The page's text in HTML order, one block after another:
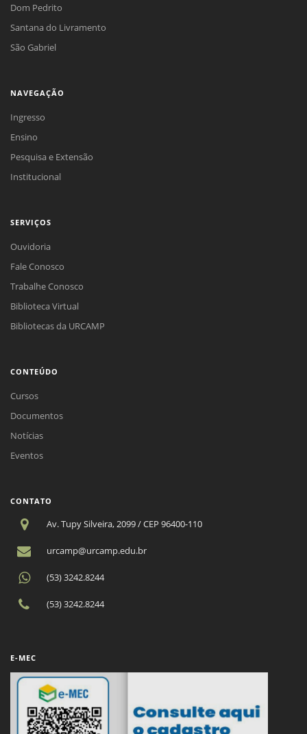
Dom Pedrito
Santana do Livramento
São Gabriel
NAVEGAÇÃO
Ingresso
Ensino
Pesquisa e Extensão
Institucional
SERVIÇOS
Ouvidoria
Fale Conosco
Trabalhe Conosco
Biblioteca Virtual
Bibliotecas da URCAMP
CONTEÚDO
Cursos
Documentos
Notícias
Eventos
CONTATO
Av. Tupy Silveira, 2099 / CEP 96400-110
urcamp@urcamp.edu.br
(53) 3242.8244
(53) 3242.8244
E-MEC